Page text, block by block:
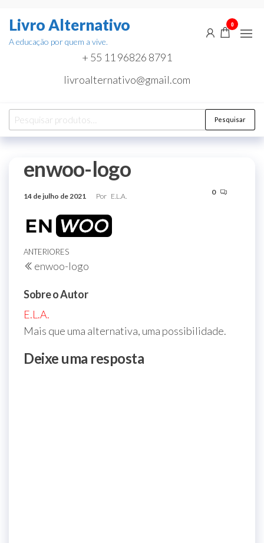
paraLivro Alternativo
A educação por quem a vive.
+ 55 11 96826 8791
livroalternativo@gmail.com
0
Pesquisar
por:
Pesquisar
enwoo-logo
14 de julho de 2021 Por E.L.A. 0
Navegação
de
Post
Post
anterior
ANTERIORES
enwoo-logo
Sobre o Autor
E.L.A.
Mais que uma alternativa, uma possibilidade.
Deixe uma resposta